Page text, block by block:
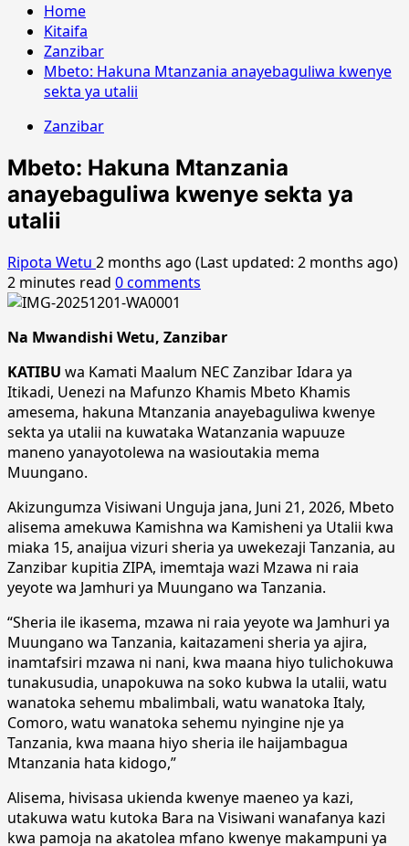
Home
Kitaifa
Zanzibar
Mbeto: Hakuna Mtanzania anayebaguliwa kwenye
sekta ya utalii
Zanzibar
Mbeto: Hakuna Mtanzania
anayebaguliwa kwenye sekta ya
utalii
Ripota Wetu 2 months ago (Last updated: 2 months ago)
2 minutes read 0 comments
Na Mwandishi Wetu, Zanzibar
KATIBU wa Kamati Maalum NEC Zanzibar Idara ya
Itikadi, Uenezi na Mafunzo Khamis Mbeto Khamis
amesema, hakuna Mtanzania anayebaguliwa kwenye
sekta ya utalii na kuwataka Watanzania wapuuze
maneno yanayotolewa na wasioutakia mema
Muungano.
Akizungumza Visiwani Unguja jana, Juni 21, 2026, Mbeto
alisema amekuwa Kamishna wa Kamisheni ya Utalii kwa
miaka 15, anaijua vizuri sheria ya uwekezaji Tanzania, au
Zanzibar kupitia ZIPA, imemtaja wazi Mzawa ni raia
yeyote wa Jamhuri ya Muungano wa Tanzania.
“Sheria ile ikasema, mzawa ni raia yeyote wa Jamhuri ya
Muungano wa Tanzania, kaitazameni sheria ya ajira,
inamtafsiri mzawa ni nani, kwa maana hiyo tulichokuwa
tunakusudia, unapokuwa na soko kubwa la utalii, watu
wanatoka sehemu mbalimbali, watu wanatoka Italy,
Comoro, watu wanatoka sehemu nyingine nje ya
Tanzania, kwa maana hiyo sheria ile haijambagua
Mtanzania hata kidogo,”
Alisema, hivisasa ukienda kwenye maeneo ya kazi,
utakuwa watu kutoka Bara na Visiwani wanafanya kazi
kwa pamoja na akatolea mfano kwenye makampuni ya